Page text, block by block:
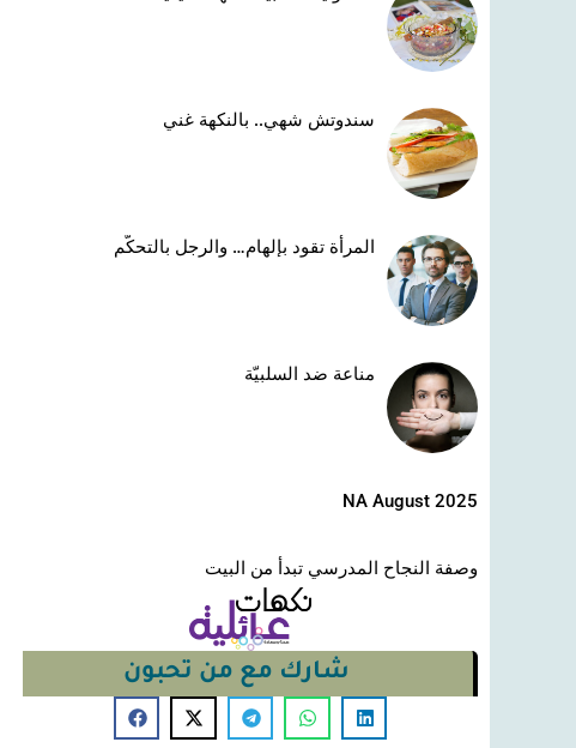
سندوتش شهي.. بالنكهة غني
المرأة تقود بإلهام… والرجل بالتحكّم
مناعة ضد السلبيّة
NA August 2025
وصفة النجاح المدرسي تبدأ من البيت
شارك مع من تحبون